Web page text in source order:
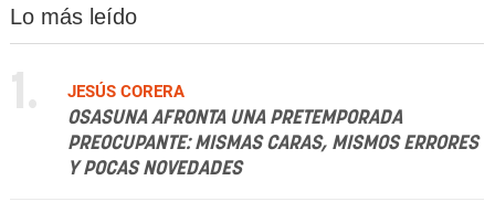
Lo más leído
1.
JESÚS CORERA
OSASUNA AFRONTA UNA PRETEMPORADA
PREOCUPANTE: MISMAS CARAS, MISMOS ERRORES
Y POCAS NOVEDADES